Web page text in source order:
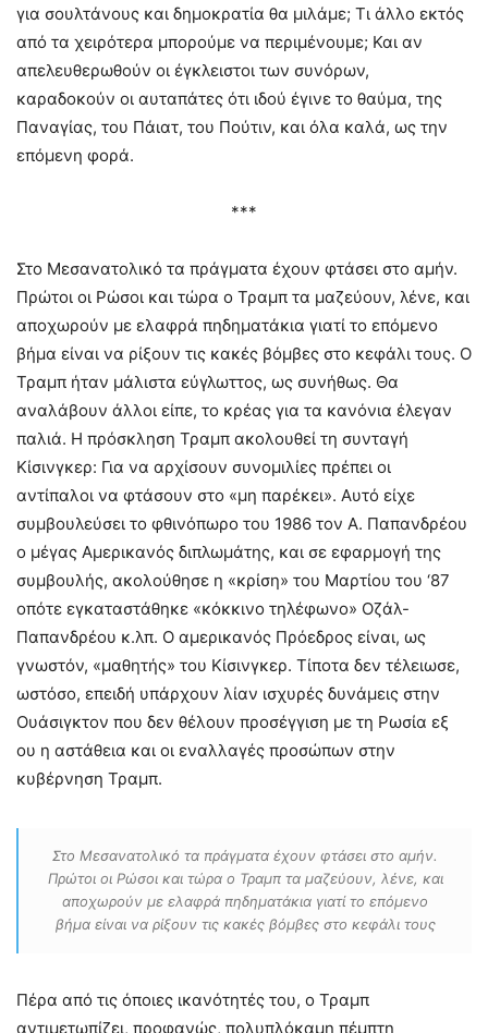
για σουλτάνους και δημοκρατία θα μιλάμε; Τι άλλο εκτός
από τα χειρότερα μπορούμε να περιμένουμε; Και αν
απελευθερωθούν οι έγκλειστοι των συνόρων,
καραδοκούν οι αυταπάτες ότι ιδού έγινε το θαύμα, της
Παναγίας, του Πάιατ, του Πούτιν, και όλα καλά, ως την
επόμενη φορά.
***
Στο Μεσανατολικό τα πράγματα έχουν φτάσει στο αμήν.
Πρώτοι οι Ρώσοι και τώρα ο Τραμπ τα μαζεύουν, λένε, και
αποχωρούν με ελαφρά πηδηματάκια γιατί το επόμενο
βήμα είναι να ρίξουν τις κακές βόμβες στο κεφάλι τους. Ο
Τραμπ ήταν μάλιστα εύγλωττος, ως συνήθως. Θα
αναλάβουν άλλοι είπε, το κρέας για τα κανόνια έλεγαν
παλιά. Η πρόσκληση Τραμπ ακολουθεί τη συνταγή
Κίσινγκερ: Για να αρχίσουν συνομιλίες πρέπει οι
αντίπαλοι να φτάσουν στο «μη παρέκει». Αυτό είχε
συμβουλεύσει το φθινόπωρο του 1986 τον Α. Παπανδρέου
ο μέγας Αμερικανός διπλωμάτης, και σε εφαρμογή της
συμβουλής, ακολούθησε η «κρίση» του Μαρτίου του ‘87
οπότε εγκαταστάθηκε «κόκκινο τηλέφωνο» Οζάλ-
Παπανδρέου κ.λπ. Ο αμερικανός Πρόεδρος είναι, ως
γνωστόν, «μαθητής» του Κίσινγκερ. Τίποτα δεν τέλειωσε,
ωστόσο, επειδή υπάρχουν λίαν ισχυρές δυνάμεις στην
Ουάσιγκτον που δεν θέλουν προσέγγιση με τη Ρωσία εξ
ου η αστάθεια και οι εναλλαγές προσώπων στην
κυβέρνηση Τραμπ.
Στο Μεσανατολικό τα πράγματα έχουν φτάσει στο αμήν.
Πρώτοι οι Ρώσοι και τώρα ο Τραμπ τα μαζεύουν, λένε, και
αποχωρούν με ελαφρά πηδηματάκια γιατί το επόμενο
βήμα είναι να ρίξουν τις κακές βόμβες στο κεφάλι τους
Πέρα από τις όποιες ικανότητές του, ο Τραμπ
αντιμετωπίζει, προφανώς, πολυπλόκαμη πέμπτη